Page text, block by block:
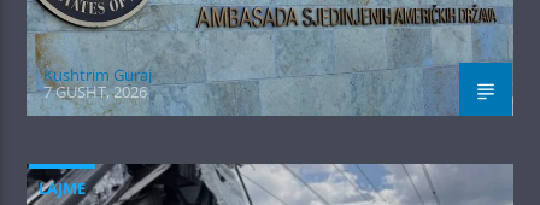
Kushtrim Guraj
7 GUSHT, 2026
LAJME